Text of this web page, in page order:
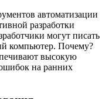
автоматизации
разработки
могут писать
компьютер. Почему?
высокую
на ранних